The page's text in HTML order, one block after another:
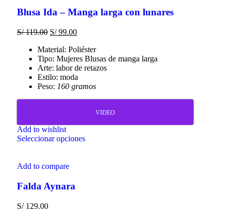
Blusa Ida – Manga larga con lunares
S/119.00 S/99.00
Material: Poliéster
Tipo: Mujeres Blusas de manga larga
Arte: labor de retazos
Estilo: moda
Peso: 160 gramos
VIDEO
Add to wishlist
Seleccionar opciones
Add to compare
Falda Aynara
S/129.00